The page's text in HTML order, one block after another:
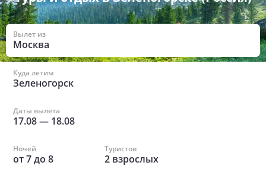
Вылет из
Москва
Куда летим
Зеленогорск
Даты вылета
17.08— 18.08
Ночей
от7до 8
Туристов
2 взрослых